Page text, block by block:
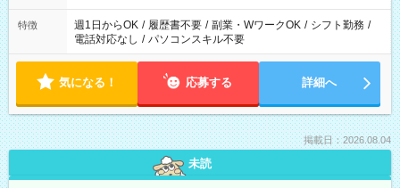
特徴 週1日からOK / 履歴書不要 / 副業・WワークOK / シフト勤務 /
電話対応なし / パソコンスキル不要
気になる！ 応募する 詳細へ
掲載日：2026.08.04
未読